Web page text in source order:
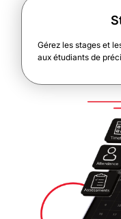
Gérez les stages et
aux étudiants de